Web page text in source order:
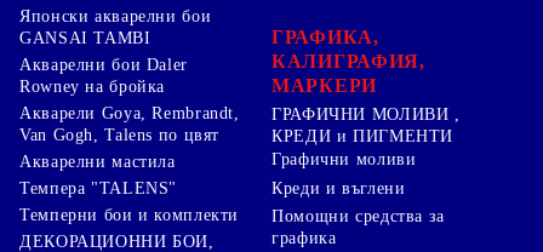
Японски акварелни бои
GANSAI TAMBI
Акварелни бои Daler
Rowney на бройка
Акварели Goya, Rembrandt,
Van Gogh, Talens по цвят
Акварелни мастила
Темпера "TALENS"
Темперни бои и комплекти
ДЕКОРАЦИОННИ БОИ,
ГРАФИКА,
КАЛИГРАФИЯ,
МАРКЕРИ
ГРАФИЧНИ МОЛИВИ ,
КРЕДИ и ПИГМЕНТИ
Графични моливи
Креди и въглени
Помощни средства за
графика